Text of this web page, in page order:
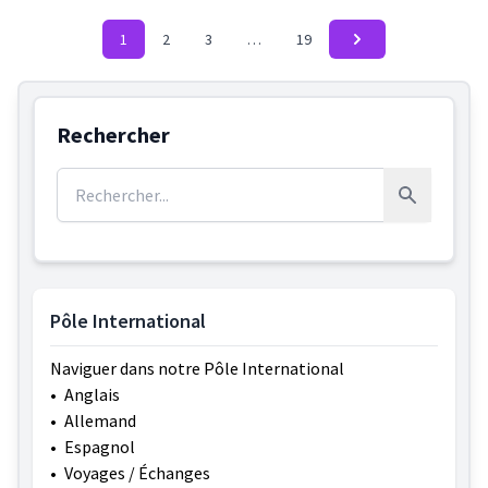
1 2 3 … 19
Rechercher
Rechercher
Pôle International
Naviguer dans notre Pôle International
• Anglais
• Allemand
• Espagnol
• Voyages / Échanges